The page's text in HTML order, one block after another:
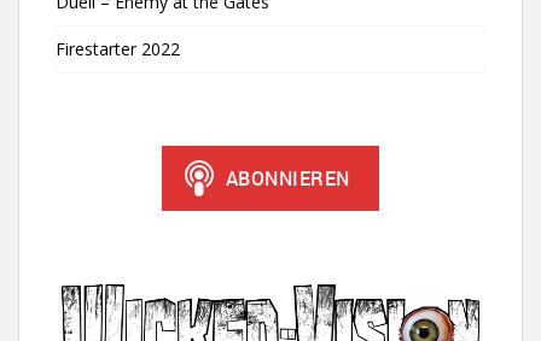
Firestarter 2022